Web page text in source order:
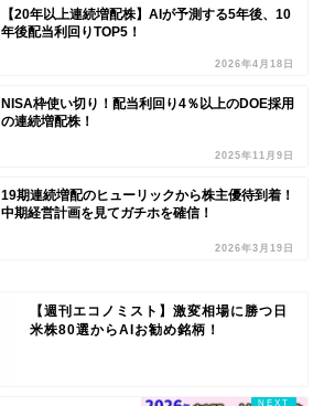
【20年以上連続増配株】AIが予測する5年後、10
年後配当利回りTOP5！
2026年4月18日
NISA枠使い切り！配当利回り4％以上のDOE採用
の連続増配株！
2025年11月9日
19期連続増配のヒューリックから株主優待到着！
中期経営計画を見てガチホを確信！
2026年3月19日
【週刊エコノミスト】激変相場に勝つ日
米株80選からAIお勧め銘柄！